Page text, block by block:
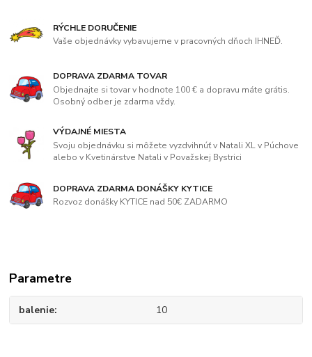
RÝCHLE DORUČENIE
Vaše objednávky vybavujeme v pracovných dňoch IHNEĎ.
DOPRAVA ZDARMA TOVAR
Objednajte si tovar v hodnote 100 € a dopravu máte grátis.
Osobný odber je zdarma vždy.
VÝDAJNÉ MIESTA
Svoju objednávku si môžete vyzdvihnúť v Natali XL v Púchove
alebo v Kvetinárstve Natali v Považskej Bystrici
DOPRAVA ZDARMA DONÁŠKY KYTICE
Rozvoz donášky KYTICE nad 50€ ZADARMO
Parametre
balenie 10